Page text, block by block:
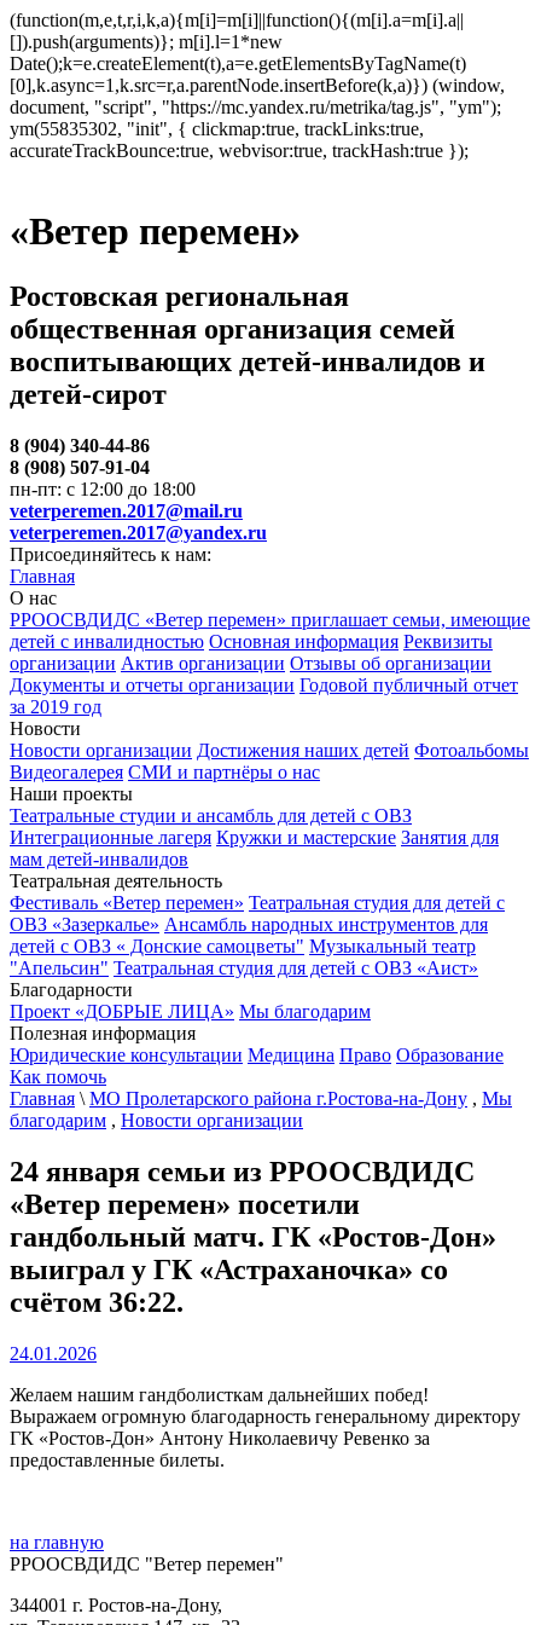
(function(m,e,t,r,i,k,a){m[i]=m[i]||function(){(m[i].a=m[i].a||
[]).push(arguments)}; m[i].l=1*new
Date();k=e.createElement(t),a=e.getElementsByTagName(t)
[0],k.async=1,k.src=r,a.parentNode.insertBefore(k,a)}) (window,
document, "script", "https://mc.yandex.ru/metrika/tag.js", "ym");
ym(55835302, "init", { clickmap:true, trackLinks:true,
accurateTrackBounce:true, webvisor:true, trackHash:true });
«Ветер перемен»
Ростовская региональная
общественная организация семей
воспитывающих детей-инвалидов и
детей-сирот
8 (904) 340-44-86
8 (908) 507-91-04
пн-пт: с 12:00 до 18:00
veterperemen.2017@mail.ru
veterperemen.2017@yandex.ru
Присоединяйтесь к нам:
Главная
О нас
РРООСВДИДС «Ветер перемен» приглашает семьи, имеющие
детей с инвалидностью Основная информация Реквизиты
организации Актив организации Отзывы об организации
Документы и отчеты организации Годовой публичный отчет
за 2019 год
Новости
Новости организации Достижения наших детей Фотоальбомы
Видеогалерея СМИ и партнёры о нас
Наши проекты
Театральные студии и ансамбль для детей с ОВЗ
Интеграционные лагеря Кружки и мастерские Занятия для
мам детей-инвалидов
Театральная деятельность
Фестиваль «Ветер перемен» Театральная студия для детей с
ОВЗ «Зазеркалье» Ансамбль народных инструментов для
детей с ОВЗ « Донские самоцветы" Музыкальный театр
"Апельсин" Театральная студия для детей с ОВЗ «Аист»
Благодарности
Проект «ДОБРЫЕ ЛИЦА» Мы благодарим
Полезная информация
Юридические консультации Медицина Право Образование
Как помочь
Главная \ МО Пролетарского района г.Ростова-на-Дону , Мы
благодарим , Новости организации
24 января семьи из РРООСВДИДС
«Ветер перемен» посетили
гандбольный матч. ГК «Ростов-Дон»
выиграл у ГК «Астраханочка» со
счётом 36:22.
24.01.2026
Желаем нашим гандболисткам дальнейших побед!
Выражаем огромную благодарность генеральному директору
ГК «Ростов-Дон» Антону Николаевичу Ревенко за
предоставленные билеты.
на главную
РРООСВДИДС "Ветер перемен"
344001 г. Ростов-на-Дону,